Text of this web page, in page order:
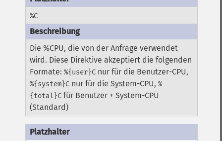
%C
Die %CPU, die von der Anfrage verwendet
wird. Diese Direktive akzeptiert die folgenden
Formate:%{user}C nur für die Benutzer-CPU,
%{system}C nur für die System-CPU,%
{total}C für Benutzer + System-CPU
(Standard)